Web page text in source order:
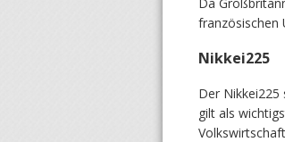
französischen
Nikkei225
Der
gilt als